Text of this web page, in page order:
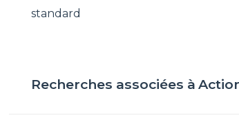
standard
Recherches associées à